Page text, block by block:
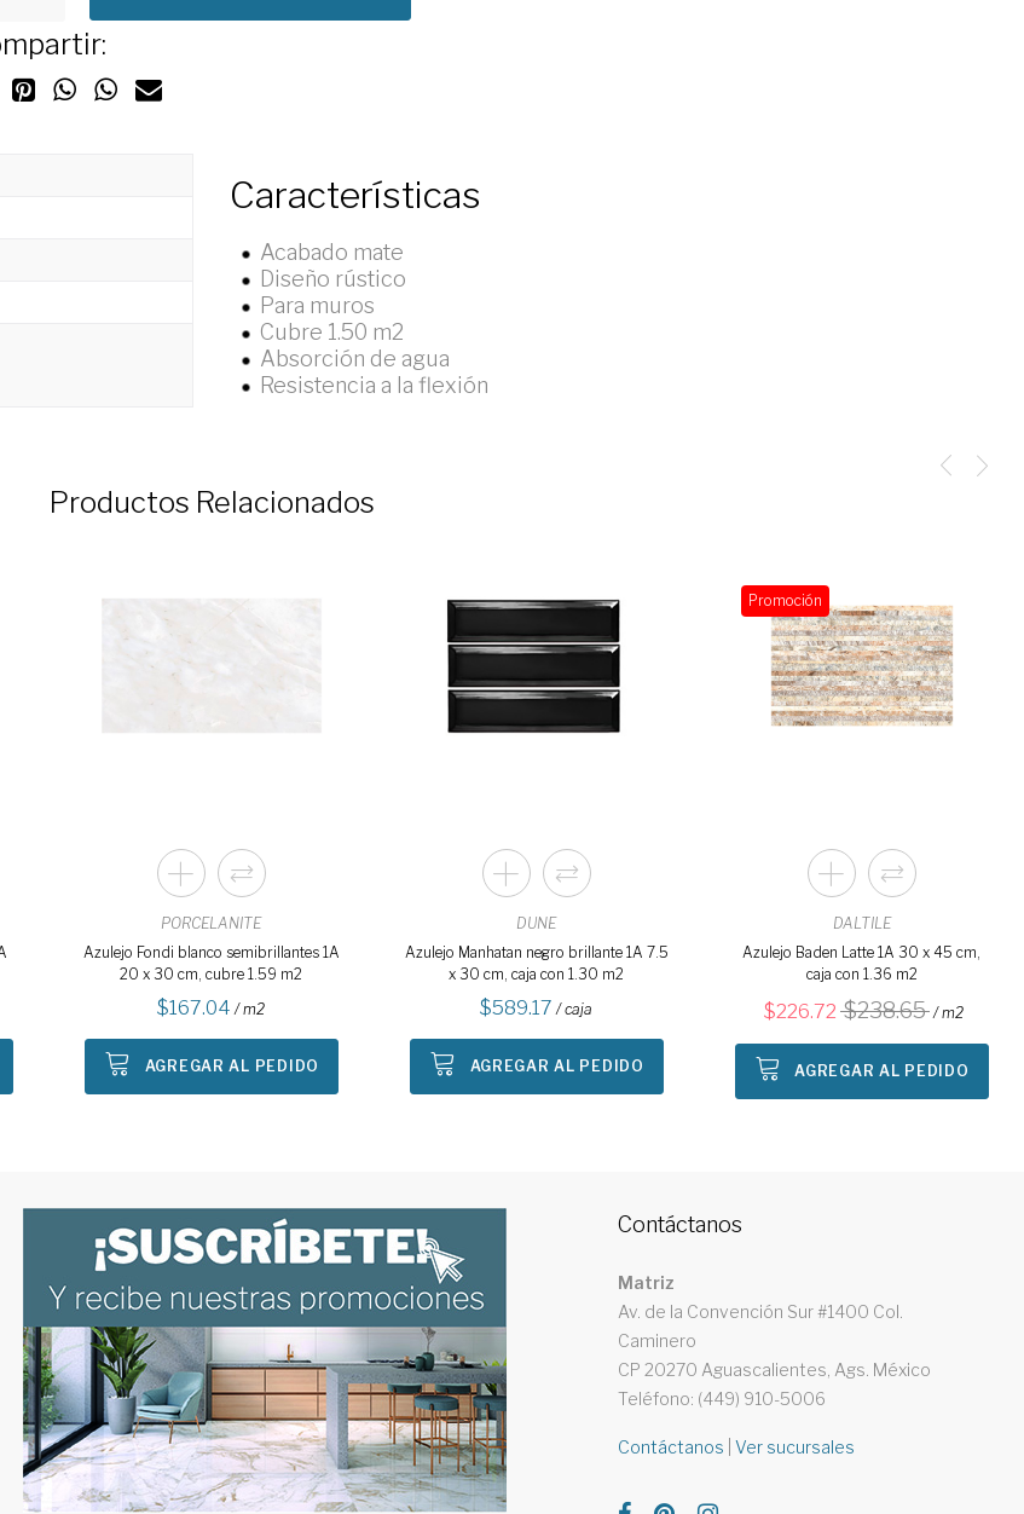
Características
Acabado mate
Diseño rústico
Para muros
Cubre 1.50 m2
Absorción de agua
Resistencia a la flexión
Productos Relacionados
PORCELANITE
Azulejo Fondi blanco semibrillantes 1A
20 x 30 cm, cubre 1.59 m2
167.04 / m2
AGREGAR AL PEDIDO
DUNE
Azulejo Manhatan negro brillante 1A 7.5
x 30 cm, caja con 1.30 m2
589.17 / caja
AGREGAR AL PEDIDO
Promoción
DALTILE
Azulejo Baden Latte 1A 30 x 45 cm,
caja con 1.36 m2
226.72 238.65 / m2
AGREGAR AL PEDIDO
Contáctanos
Matriz
Av. de la Convención Sur #1400 Col.
Caminero
CP 20270 Aguascalientes, Ags. México
Teléfono: (449) 910-5006
Contáctanos Ver sucursales